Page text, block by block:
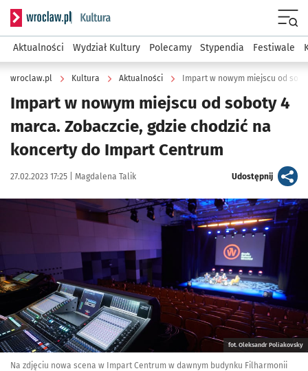
Serwis informacyjny wroclaw.pl podserwis: Kultura
Aktualności Wydział Kultury Polecamy Stypendia Festiwale
wroclaw.pl Kultura Aktualności
Impart w nowym miejscu od soboty 4
marca. Zobaczcie, gdzie chodzić na
koncerty do Impart Centrum
Data publikacji:
27.02.2023 17:25 | Autor:
Magdalena Talik Udostępnijartykuł
Kliknij, aby zobaczyć galerię
fot. Oleksandr Poliakovsky
Na zdjęciu nowa scena w Impart Centrum w dawnym budynku Filharmonii